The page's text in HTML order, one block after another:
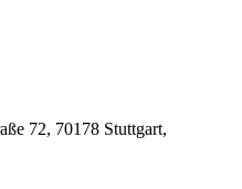
72, 70178 Stuttgart,